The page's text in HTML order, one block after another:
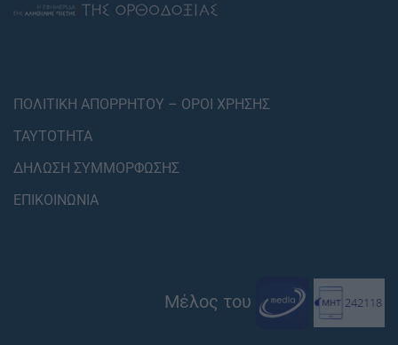
ΠΟΛΙΤΙΚΗ ΑΠΟΡΡΗΤΟΥ – ΟΡΟΙ ΧΡΗΣΗΣ
ΤΑΥΤΟΤΗΤΑ
ΔΗΛΩΣΗ ΣΥΜΜΟΡΦΩΣΗΣ
ΕΠΙΚΟΙΝΩΝΙΑ
Μέλος του